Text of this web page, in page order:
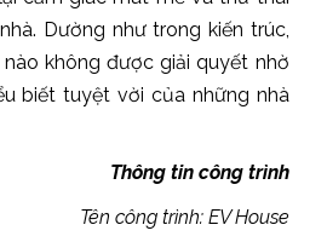
Dường như trong kiến trúc,
không được giải quyết nhờ
biết tuyệt vời của những nhà
Thông tin công trình
Tên công trình: EV House